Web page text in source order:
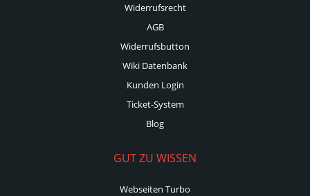
Widerrufsrecht
AGB
Widerrufsbutton
Wiki Datenbank
Kunden Login
Ticket-System
Blog
GUT ZU WISSEN
Webseiten Turbo